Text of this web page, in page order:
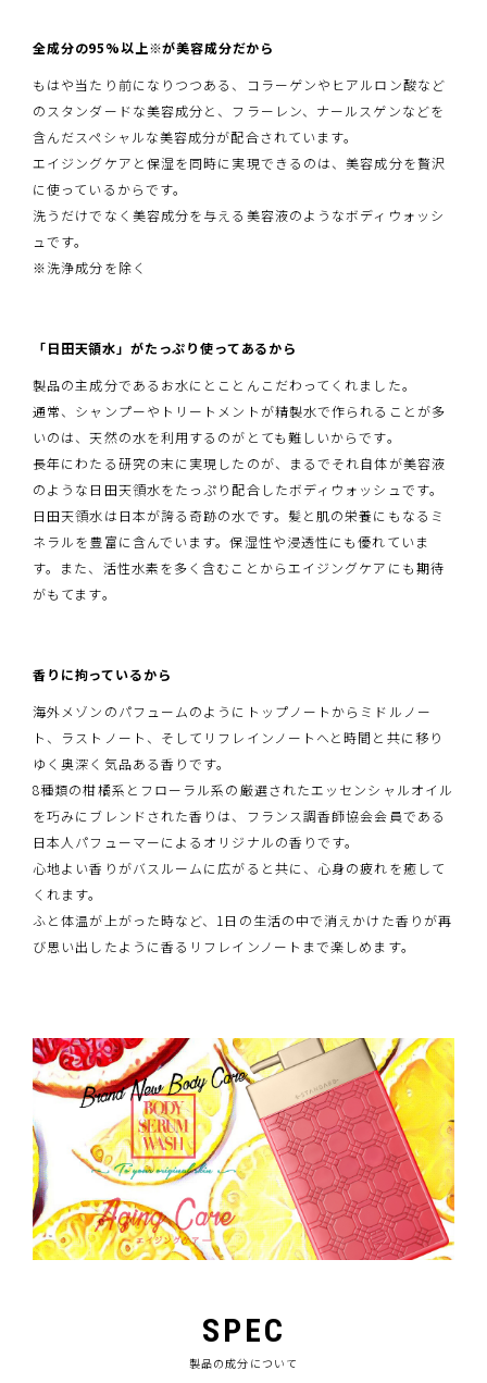
全成分の95%以上※が美容成分だから
もはや当たり前になりつつある、コラーゲンやヒアルロン酸など
のスタンダードな美容成分と、フラーレン、ナールスゲンなどを
含んだスペシャルな美容成分が配合されています。
エイジングケアと保湿を同時に実現できるのは、美容成分を贅沢
に使っているからです。
洗うだけでなく美容成分を与える美容液のようなボディウォッシ
ュです。
※洗浄成分を除く
「日田天領水」がたっぷり使ってあるから
製品の主成分であるお水にとことんこだわってくれました。
通常、シャンプーやトリートメントが精製水で作られることが多
いのは、天然の水を利用するのがとても難しいからです。
長年にわたる研究の末に実現したのが、まるでそれ自体が美容液
のような日田天領水をたっぷり配合したボディウォッシュです。
日田天領水は日本が誇る奇跡の水です。髪と肌の栄養にもなるミ
ネラルを豊富に含んでいます。保湿性や浸透性にも優れていま
す。また、活性水素を多く含むことからエイジングケアにも期待
がもてます。
香りに拘っているから
海外メゾンのパフュームのようにトップノートからミドルノー
ト、ラストノート、そしてリフレインノートへと時間と共に移り
ゆく奥深く気品ある香りです。
8種類の柑橘系とフローラル系の厳選されたエッセンシャルオイル
を巧みにブレンドされた香りは、フランス調香師協会会員である
日本人パフューマーによるオリジナルの香りです。
心地よい香りがバスルームに広がると共に、心身の疲れを癒して
くれます。
ふと体温が上がった時など、1日の生活の中で消えかけた香りが再
び思い出したように香るリフレインノートまで楽しめます。
SPEC
製品の成分について